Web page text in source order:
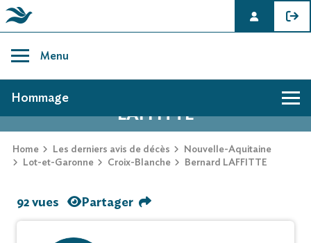
content
Menu
AVIS DE DÉCÈS DE BERNARD
LAFFITTE
Home Les derniers avis de décès
Nouvelle-Aquitaine
Lot-et-Garonne
Croix-Blanche Bernard LAFFITTE
Hommage
92 vues Partager